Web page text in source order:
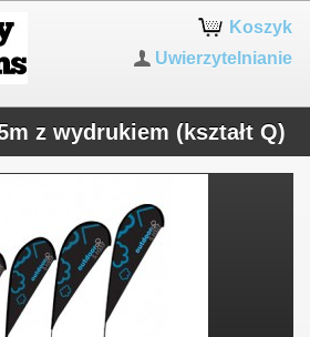
Koszyk
Uwierzytelnianie
z wydrukiem (kształt Q)